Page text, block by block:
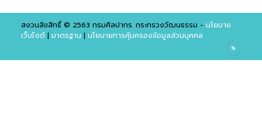
สงวนลิขสิทธิ์ © 2563 กรมศิลปากร. กระทรวงวัฒนธรรม - นโยบาย
เว็บไซต์| มาตรฐาน | นโยบายการคุ้มครองข้อมูลส่วนบุคคล